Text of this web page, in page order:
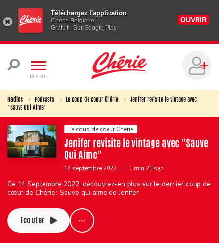
Téléchargez l'application
Chérie Belgique
Gratuit - Sur Google Play
OUVRIR
MENU
Radios Podcasts Le coup de coeur Chérie
Jenifer revisite le vintage avec
"Sauve Qui Aime"
Le coup de coeur Chérie
Jenifer revisite le vintage avec "Sauve
Qui Aime"
14 septembre 2022 | 1 min 21 sec
Ce 14 Septembre 2022, découvrez-en plus sur le dernier coup de
cœur de Chérie : Sauve qui aime de Jenifer
Ecouter